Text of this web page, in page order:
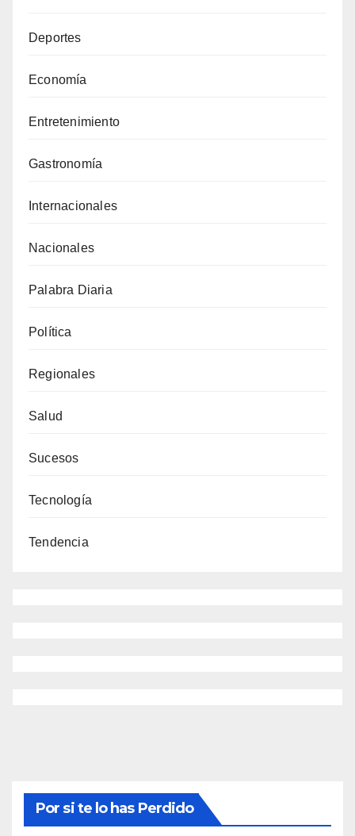
Deportes
Economía
Entretenimiento
Gastronomía
Internacionales
Nacionales
Palabra Diaria
Política
Regionales
Salud
Sucesos
Tecnología
Tendencia
Por si te lo has Perdido